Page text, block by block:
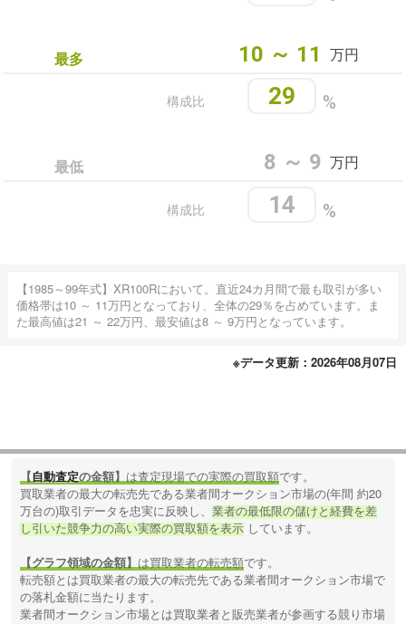
最多 10 ～ 11 万円
%
29
構成比
最低 8 ～ 9 万円
%
14
構成比
【1985～99年式】XR100Rにおいて。直近24カ月間で最も取引が多い
価格帯は10 ～ 11万円となっており、全体の29％を占めています。ま
た最高値は21 ～ 22万円、最安値は8 ～ 9万円となっています。
※データ更新：2026年08月07日
【自動査定の金額】 は査定現場での実際の買取額です。
買取業者の最大の転売先である業者間オークション市場の(年間 約20
万台の)取引データを忠実に反映し、業者の最低限の儲けと経費を差
し引いた競争力の高い実際の買取額を表示 しています。
【グラフ領域の金額】 は買取業者の転売額です。
転売額とは買取業者の最大の転売先である業者間オークション市場で
の落札金額に当たります。
業者間オークション市場とは買取業者と販売業者が参画する競り市場